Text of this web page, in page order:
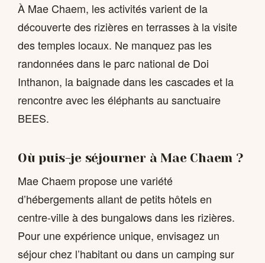
À Mae Chaem, les activités varient de la
découverte des rizières en terrasses à la visite
des temples locaux. Ne manquez pas les
randonnées dans le parc national de Doi
Inthanon, la baignade dans les cascades et la
rencontre avec les éléphants au sanctuaire
BEES.
Où puis-je séjourner à Mae Chaem ?
Mae Chaem propose une variété
d’hébergements allant de petits hôtels en
centre-ville à des bungalows dans les rizières.
Pour une expérience unique, envisagez un
séjour chez l’habitant ou dans un camping sur